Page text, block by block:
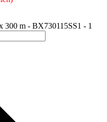
300 m - BX730115SS1 - 1